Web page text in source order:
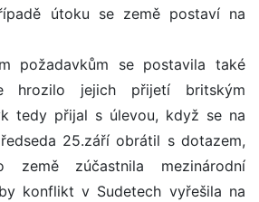
útoku se země postaví na
požadavkům se postavila také
hrozilo jejich přijetí britským
tedy přijal s úlevou, když se na
25.září obrátil s dotazem,
zúčastnila mezinárodní
konflikt v Sudetech vyřešila na